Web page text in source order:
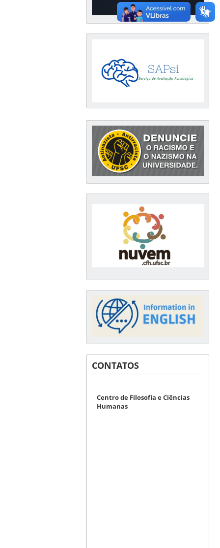
CONTATOS
Centro de Filosofia e Ciências
Humanas